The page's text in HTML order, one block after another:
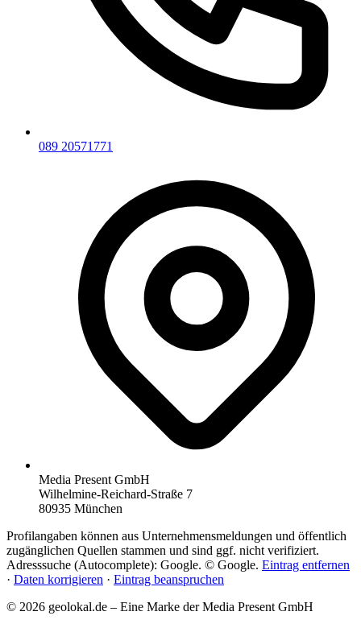
089 20571771
Media Present GmbH
Wilhelmine-Reichard-Straße 7
80935 München
Profilangaben können aus Unternehmensmeldungen und öffentlich
zugänglichen Quellen stammen und sind ggf. nicht verifiziert.
Adresssuche (Autocomplete): Google. © Google. Eintrag entfernen
· Daten korrigieren · Eintrag beanspruchen
© 2026 geolokal.de – Eine Marke der Media Present GmbH